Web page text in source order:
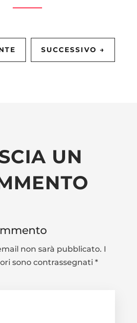
SUCCESSIVO →
UN
non sarà pubblicato. I
sono contrassegnati *